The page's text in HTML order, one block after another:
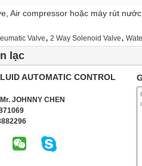
Air compressor hoặc máy rút
Valve, 2 Way Solenoid Valve,
lạc
AUTOMATIC CONTROL
Mr. JOHNNY CHEN